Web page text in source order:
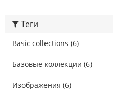
Теги
Basic collections (6)
Базовые коллекции (6)
Изображения (6)